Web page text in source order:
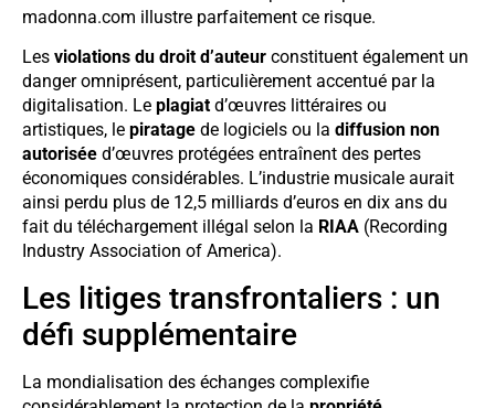
madonna.com illustre parfaitement ce risque.
Les violations du droit d’auteur constituent également un
danger omniprésent, particulièrement accentué par la
digitalisation. Le plagiat d’œuvres littéraires ou
artistiques, le piratage de logiciels ou la diffusion non
autorisée d’œuvres protégées entraînent des pertes
économiques considérables. L’industrie musicale aurait
ainsi perdu plus de 12,5 milliards d’euros en dix ans du
fait du téléchargement illégal selon la RIAA (Recording
Industry Association of America).
Les litiges transfrontaliers : un
défi supplémentaire
La mondialisation des échanges complexifie